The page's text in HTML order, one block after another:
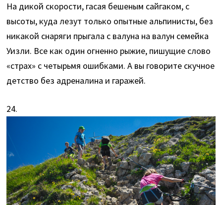
На дикой скорости, гасая бешеным сайгаком, с
высоты, куда лезут только опытные альпинисты, без
никакой снаряги прыгала с валуна на валун семейка
Уизли. Все как один огненно рыжие, пишущие слово
«страх» с четырьмя ошибками. А вы говорите скучное
детство без адреналина и гаражей.
24.